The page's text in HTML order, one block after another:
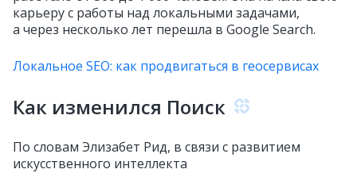
карьеру с работы над локальными задачами,
а через несколько лет перешла в Google Search.
Локальное SEO: как продвигаться в геосервисах
Как изменился Поиск
По словам Элизабет Рид, в связи с развитием
искусственного интеллекта